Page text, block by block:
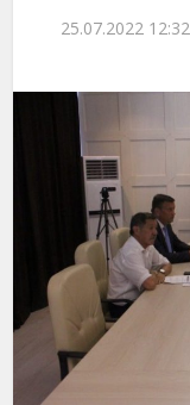
25.07.2022 12:32